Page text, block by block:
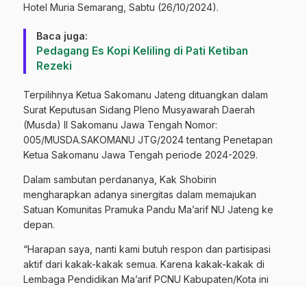
Hotel Muria Semarang, Sabtu (26/10/2024).
Baca juga:
Pedagang Es Kopi Keliling di Pati Ketiban
Rezeki
Terpilihnya Ketua Sakomanu Jateng dituangkan dalam
Surat Keputusan Sidang Pleno Musyawarah Daerah
(Musda) II Sakomanu Jawa Tengah Nomor:
005/MUSDA.SAKOMANU JTG/2024 tentang Penetapan
Ketua Sakomanu Jawa Tengah periode 2024-2029.
Dalam sambutan perdananya, Kak Shobirin
mengharapkan adanya sinergitas dalam memajukan
Satuan Komunitas Pramuka Pandu Ma’arif NU Jateng ke
depan.
“Harapan saya, nanti kami butuh respon dan partisipasi
aktif dari kakak-kakak semua. Karena kakak-kakak di
Lembaga Pendidikan Ma’arif PCNU Kabupaten/Kota ini